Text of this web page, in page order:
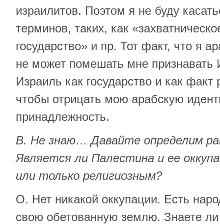
израилитов. Поэтом я не буду
терминов, таких, как
государство» и пр. Тот факт, что я
не может помешать мне признавать
Израиль как государство и как факт
чтобы отрицать мою арабскую
принадлежность.
В. Не знаю… Давайте определим
Является ли Палестина и ее
или только религиозным?
О. Нет никакой оккупации. Есть
свою обетованную землю. Знаете